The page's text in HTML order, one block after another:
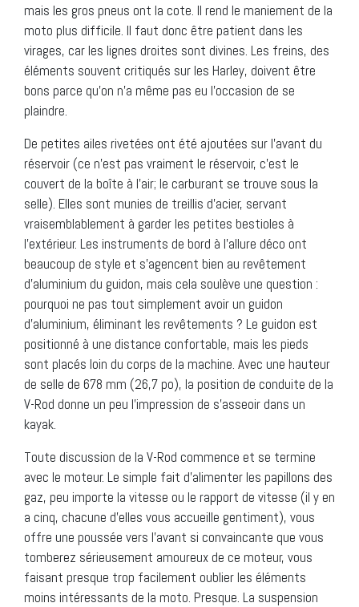
mais les gros pneus ont la cote. Il rend le maniement de la
moto plus difficile. Il faut donc être patient dans les
virages, car les lignes droites sont divines. Les freins, des
éléments souvent critiqués sur les Harley, doivent être
bons parce qu’on n’a même pas eu l’occasion de se
plaindre.
De petites ailes rivetées ont été ajoutées sur l’avant du
réservoir (ce n’est pas vraiment le réservoir, c’est le
couvert de la boîte à l’air; le carburant se trouve sous la
selle). Elles sont munies de treillis d’acier, servant
vraisemblablement à garder les petites bestioles à
l’extérieur. Les instruments de bord à l’allure déco ont
beaucoup de style et s’agencent bien au revêtement
d’aluminium du guidon, mais cela soulève une question :
pourquoi ne pas tout simplement avoir un guidon
d’aluminium, éliminant les revêtements ? Le guidon est
positionné à une distance confortable, mais les pieds
sont placés loin du corps de la machine. Avec une hauteur
de selle de 678 mm (26,7 po), la position de conduite de la
V-Rod donne un peu l’impression de s’asseoir dans un
kayak.
Toute discussion de la V-Rod commence et se termine
avec le moteur. Le simple fait d’alimenter les papillons des
gaz, peu importe la vitesse ou le rapport de vitesse (il y en
a cinq, chacune d’elles vous accueille gentiment), vous
offre une poussée vers l’avant si convaincante que vous
tomberez sérieusement amoureux de ce moteur, vous
faisant presque trop facilement oublier les éléments
moins intéressants de la moto. Presque. La suspension